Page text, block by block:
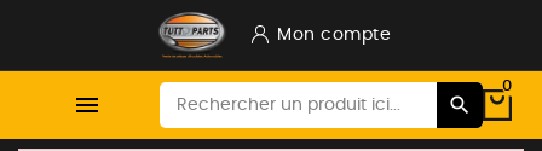
Mon compte

0